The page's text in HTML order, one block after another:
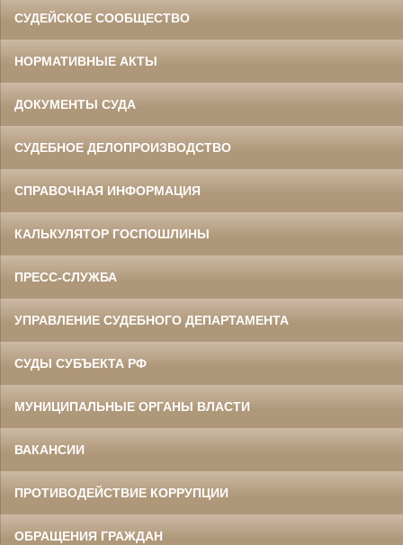
СУДЕЙСКОЕ СООБЩЕСТВО
НОРМАТИВНЫЕ АКТЫ
ДОКУМЕНТЫ СУДА
СУДЕБНОЕ ДЕЛОПРОИЗВОДСТВО
СПРАВОЧНАЯ ИНФОРМАЦИЯ
КАЛЬКУЛЯТОР ГОСПОШЛИНЫ
ПРЕСС-СЛУЖБА
УПРАВЛЕНИЕ СУДЕБНОГО ДЕПАРТАМЕНТА
СУДЫ СУБЪЕКТА РФ
МУНИЦИПАЛЬНЫЕ ОРГАНЫ ВЛАСТИ
ВАКАНСИИ
ПРОТИВОДЕЙСТВИЕ КОРРУПЦИИ
ОБРАЩЕНИЯ ГРАЖДАН